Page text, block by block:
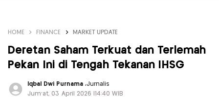
HOME FINANCE MARKET UPDATE
Deretan Saham Terkuat dan Terlemah
Pekan Ini di Tengah Tekanan IHSG
Iqbal Dwi Purnama ,Jurnalis
Jum'at, 03 April 2026 |14:40 WIB